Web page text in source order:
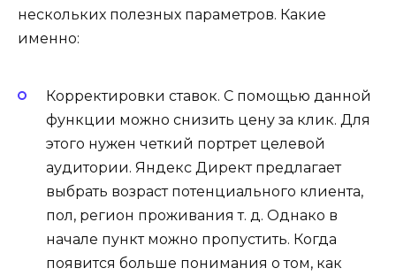
нескольких полезных параметров. Какие
именно:
Корректировки ставок. С помощью данной
функции можно снизить цену за клик. Для
этого нужен четкий портрет целевой
аудитории. Яндекс Директ предлагает
выбрать возраст потенциального клиента,
пол, регион проживания т. д. Однако в
начале пункт можно пропустить. Когда
появится больше понимания о том, как